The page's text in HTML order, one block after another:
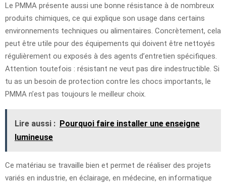
Le PMMA présente aussi une bonne résistance à de nombreux
produits chimiques, ce qui explique son usage dans certains
environnements techniques ou alimentaires. Concrètement, cela
peut être utile pour des équipements qui doivent être nettoyés
régulièrement ou exposés à des agents d’entretien spécifiques.
Attention toutefois : résistant ne veut pas dire indestructible. Si
tu as un besoin de protection contre les chocs importants, le
PMMA n’est pas toujours le meilleur choix.
Lire aussi : Pourquoi faire installer une enseigne
lumineuse
Ce matériau se travaille bien et permet de réaliser des projets
variés en industrie, en éclairage, en médecine, en informatique